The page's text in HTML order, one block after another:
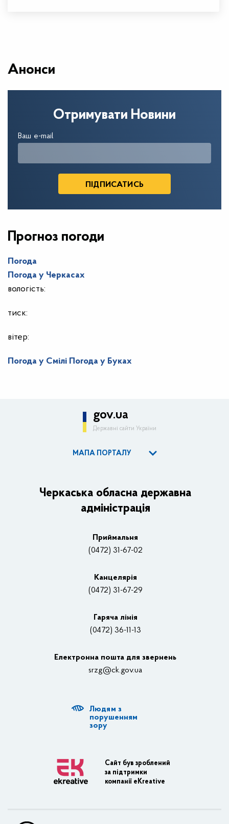
Анонси
Отримувати Новини
Ваш e-mail
Прогноз погоди
Погода
Погода у Черкасах
вологість:
тиск:
вітер:
Погода у Смілі Погода у Буках
gov.ua
Державні сайти України
МАПА ПОРТАЛУ
Керівництво адміністрації
Основні завдання та нормативно-правові засади
Нагороди
Контакти
Відеотрансляції
Структурні підрозділи ОДА
Діяльність ОДА
Транспортна інфраструктура
Черкаська обласна державна
адміністрація
Приймальня
(0472) 31-67-02
Канцелярiя
(0472) 31-67-29
Гаряча лінія
(0472) 36-11-13
Електронна пошта для звернень
srzg@ck.gov.ua
Людям з
порушенням
зору
Сайт був зроблений
за підтримки
компанії eKreative